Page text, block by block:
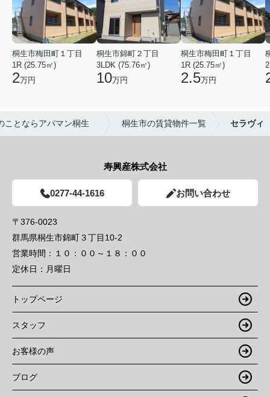
桐生市梅田町１丁目
1R (25.75㎡)
2万円
桐生市錦町２丁目
3LDK (75.76㎡)
10万円
桐生市梅田町１丁目
1R (25.75㎡)
2.5万円
ことならアパマン桐生 桐生市の賃貸物件一覧 セラヴィ
寿興産株式会社
0277-44-1616 お問い合わせ
〒376-0023
群馬県桐生市錦町３丁目10-2
営業時間：
１０：００～１８：００
定休日： 月曜日
トップページ
スタッフ
お客様の声
ブログ